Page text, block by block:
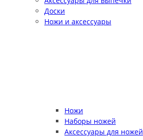
Доски
Ножи и аксессуары
Ножи
Наборы ножей
Аксессуары для ножей